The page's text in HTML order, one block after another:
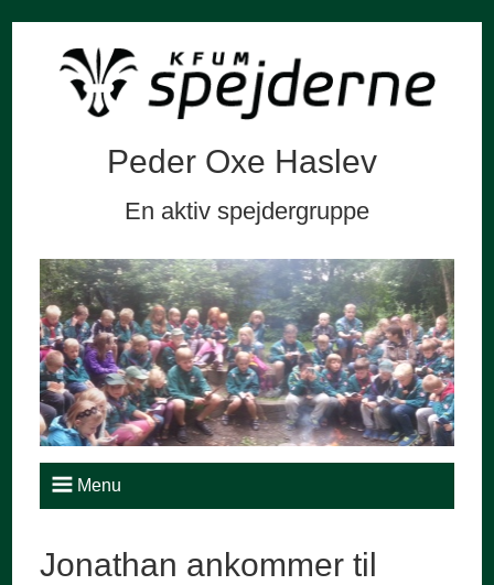
Peder Oxe Haslev
En aktiv spejdergruppe
Menu
Jonathan ankommer til